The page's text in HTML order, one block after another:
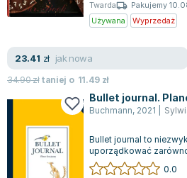
Książki o naukach politycznych dla
Książki do nauk społecznych dla
Książki do nauk ścisłych dla
Prawo - książki dla studentów
Technologia żywności - książki
Zarządzanie i marketing - książki
Nauka języków obcych - książki
Podręczniki dla nauczycieli -
Bolesław Prus
Wanda Chotomska
Józef Ignacy Kraszewski
Clive Staples Lewis
Martyna Wojciechowska
Melissa De la Cruz
Blanka Lipińska
Jaś Kapela
Twarda
Pakujemy
Używana
Wyprzedaż
23.41 zł jak nowa
34.90złtaniej o 11.49 zł
Bullet journal.
Buchmann, 2021
Bullet journal to
uporządkować
zawodowe, umożliwia
0.0